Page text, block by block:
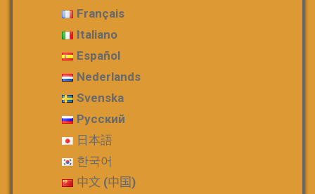
Français
Italiano
Español
Nederlands
Svenska
Русский
日本語
한국어
中文 (中国)